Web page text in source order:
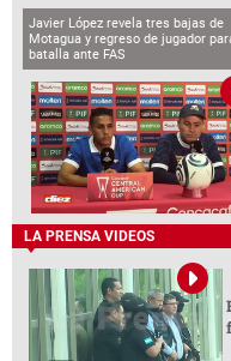
Javier López revela tres bajas de
Motagua y regreso de jugador
batalla ante FAS
LA PRENSA VIDEOS